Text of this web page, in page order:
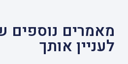
מאמרים נוספים
לעניין אותך